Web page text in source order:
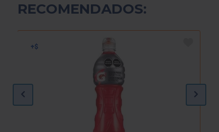
RECOMENDADOS: